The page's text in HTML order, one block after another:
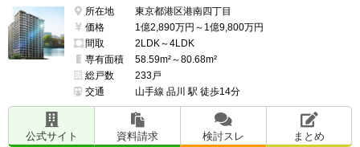
所在地
東京都港区港南四丁目
価格
1億2,890万円～1億9,800万円
間取
2LDK～4LDK
専有面積
58.59m²～80.68m²
総戸数
233戸
交通
山手線 品川 駅 徒歩14分
公式サイト 資料請求 検討スレ まとめ